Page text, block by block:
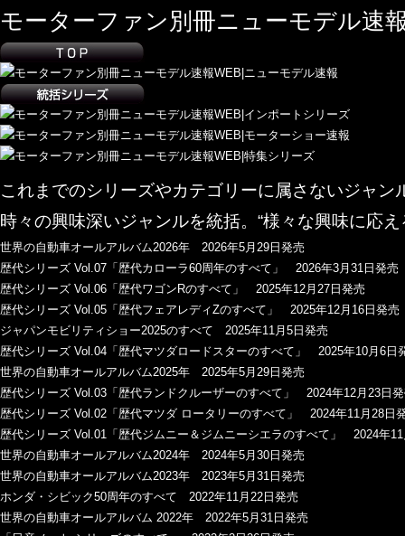
モーターファン別冊ニューモデル速
これまでのシリーズやカテゴリーに属さないジャ
時々の興味深いジャンルを統括。“様々な興味に応
世界の自動車オールアルバム2026年 2026年5月29日発売
歴代シリーズ Vol.07「歴代カローラ60周年のすべて」 2026年3月31日発売
歴代シリーズ Vol.06「歴代ワゴンRのすべて」 2025年12月27日発売
歴代シリーズ Vol.05「歴代フェアレディZのすべて」 2025年12月16日発売
ジャパンモビリティショー2025のすべて 2025年11月5日発売
歴代シリーズ Vol.04「歴代マツダロードスターのすべて」 2025年10月6日
世界の自動車オールアルバム2025年 2025年5月29日発売
歴代シリーズ Vol.03「歴代ランドクルーザーのすべて」 2024年12月23日
歴代シリーズ Vol.02「歴代マツダ ロータリーのすべて」 2024年11月28日
歴代シリーズ Vol.01「歴代ジムニー＆ジムニーシエラのすべて」 2024年
世界の自動車オールアルバム2024年 2024年5月30日発売
世界の自動車オールアルバム2023年 2023年5月31日発売
ホンダ・シビック50周年のすべて 2022年11月22日発売
世界の自動車オールアルバム 2022年 2022年5月31日発売